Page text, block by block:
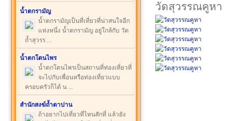
น้ำตกรามัญ
น้ำตกรามัญเป็นที่เที่ยวที่น่าสนใจอีก
แห่งหนึ่ง น้ำตกรามัญ อยู่ใกล้กับ วัด
ถ้ำสุวรร ...
น้ำตกโตนไพร
น้ำตกโตนไพรเป็นสถานที่ท่องเที่ยวที่
จะไปกับเพื่อนหรือท่องเที่ยวแบบ
ครอบครัวก็ได้ น ...
สำนักสงฆ์ถ้ำตาปาน
ถ้าอยากไปเที่ยวที่ไหนสักที่ แล้วยัง
วัดสุวรรณคูหา